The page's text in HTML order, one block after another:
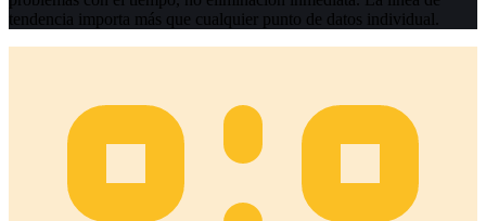
tendencia importa más que cualquier punto de datos individual.